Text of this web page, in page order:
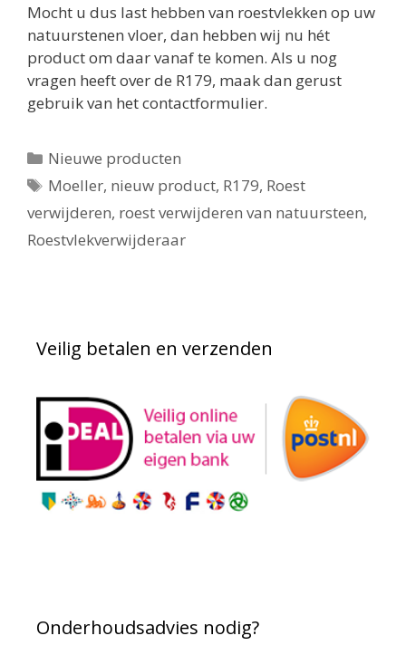
Mocht u dus last hebben van roestvlekken op uw
natuurstenen vloer, dan hebben wij nu hét
product om daar vanaf te komen. Als u nog
vragen heeft over de R179, maak dan gerust
gebruik van het contactformulier.
Categorieën
Nieuwe producten
Tags
Moeller, nieuw product, R179, Roest
verwijderen, roest verwijderen van natuursteen,
Roestvlekverwijderaar
Veilig betalen en verzenden
Onderhoudsadvies nodig?